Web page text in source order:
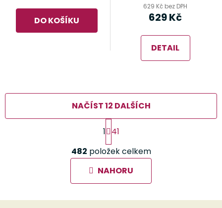
DO KOŠÍKU
629 Kč bez DPH
629 Kč
DETAIL
O
v
l
á
d
a
NAČÍST 12 DALŠÍCH
S
t
r
á
n
k
á
1
41
482 položek celkem
NAHORU